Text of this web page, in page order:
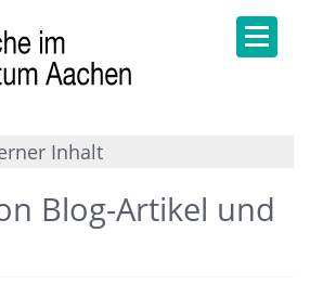
Inhalt
Blog-Artikel und